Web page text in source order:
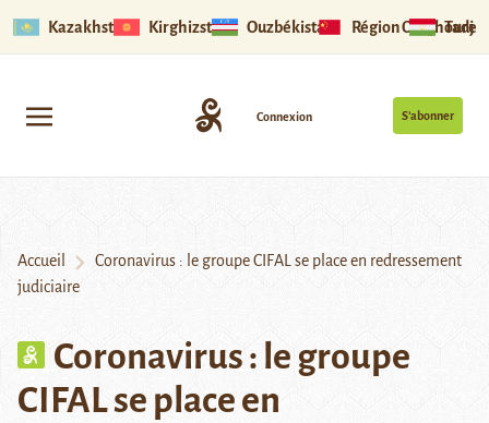
Kazakhstan Kirghizstan Ouzbékistan Région Ouïghoure
S’abonner
Connexion
Accueil
Coronavirus : le groupe CIFAL se place en redressement
judiciaire
Coronavirus : le groupe
CIFAL se place en